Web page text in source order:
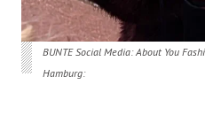
BUNTE Social Media: About You
Hamburg: